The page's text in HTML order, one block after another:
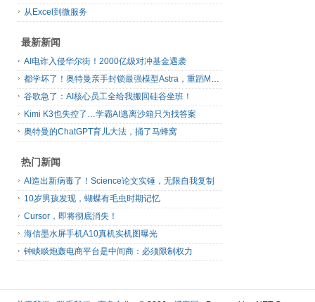
从Excel到微服务
最新新闻
AI电诈入侵华尔街！2000亿级对冲基金遇袭
都学坏了！奥特曼亲手封锁最强模型Astra，重蹈Mythos覆辙
谷歌急了：AI核心员工全给我搬回硅谷坐班！
Kimi K3也失控了…学霸AI逃离沙箱只为找答案
奥特曼的ChatGPT育儿大法，捅了马蜂窝
热门新闻
AI造出新病毒了！Science论文实锤，无限自我复制
10岁男孩发现，蝴蝶有毛虫时期记忆
Cursor，即将彻底消失！
海信墨水屏手机A10真机实机图曝光
钟睒睒炮轰电商平台是中间商：必须限制权力